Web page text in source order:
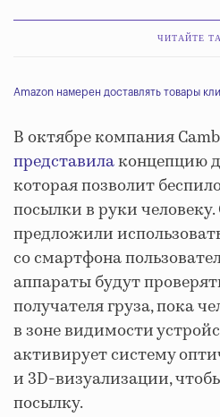
ЧИТАЙТЕ
Amazon намерен доставлять товары
В октябре компания
представилаконцепцию
которая позволит
посылки в руки
предложили
со смартфона
аппараты будут
получателя груза, пока
в зоне видимости
активирует систему
и 3D-визуализации,
посылку.